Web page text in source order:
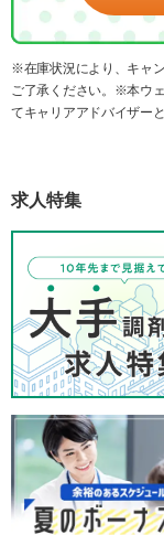
※在庫状況により、キャ
ご了承ください。※本ウ
てキャリアアドバイザー
求人特集